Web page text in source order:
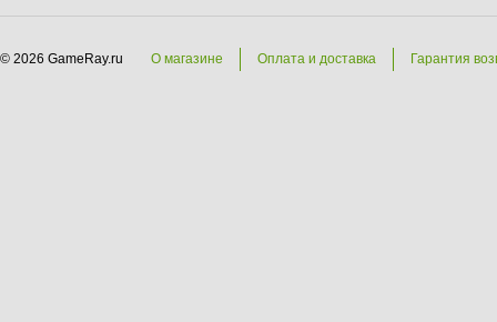
© 2026 GameRay.ru О магазине Оплата и доставка Гарантия